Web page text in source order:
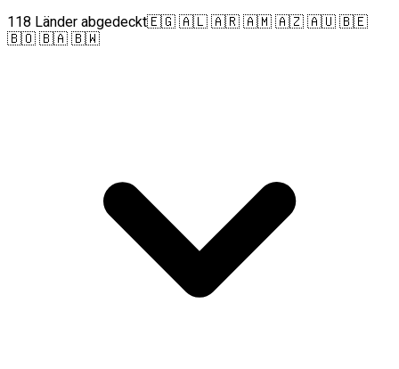
118 Länder abgedeckt🇪🇬 🇦🇱 🇦🇷 🇦🇲 🇦🇿 🇦🇺 🇧🇪
🇧🇴 🇧🇦 🇧🇼